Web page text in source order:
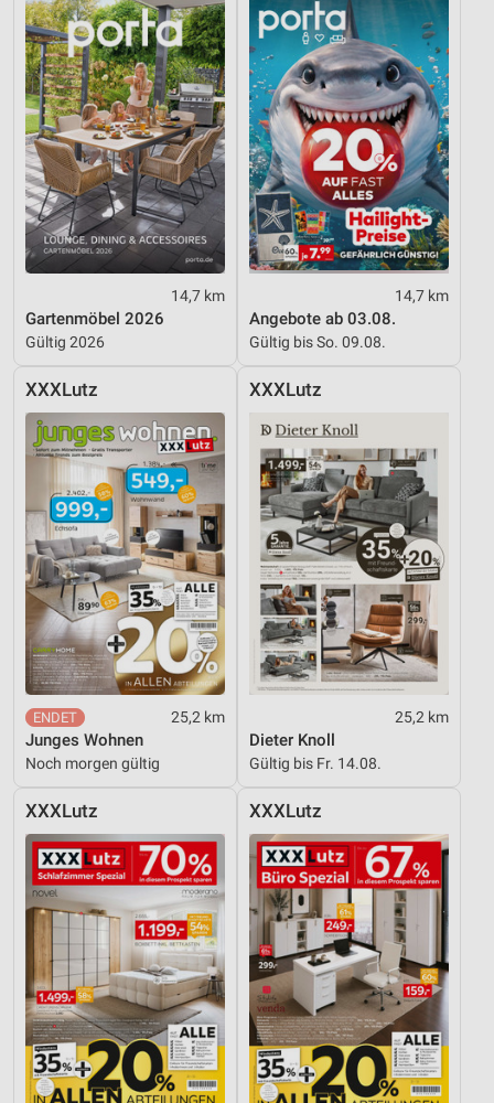
14,7 km
Gartenmöbel 2026
Gültig 2026
14,7 km
Angebote ab 03.08.
Gültig bis So. 09.08.
XXXLutz
25,2 km
Junges Wohnen
Noch morgen gültig
XXXLutz
25,2 km
Dieter Knoll
Gültig bis Fr. 14.08.
XXXLutz XXXLutz